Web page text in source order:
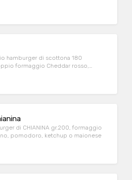
hamburger di scottona 180
formaggio Cheddar rosso,
di CHIANINA gr.200, formaggio
pomodoro, ketchup o maionese